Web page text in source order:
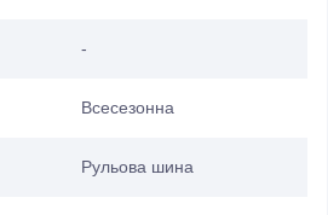
-
Всесезонна
Рульова шина